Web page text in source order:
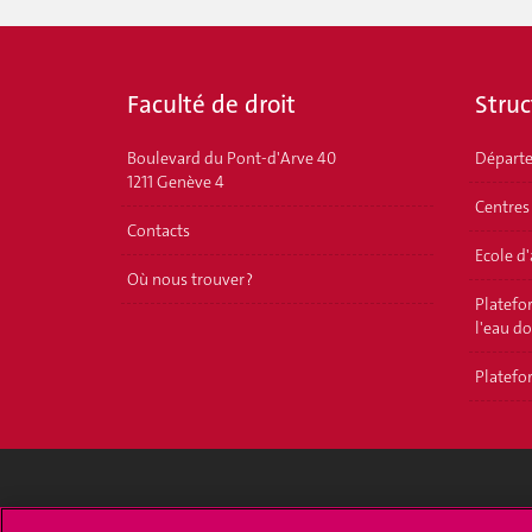
Faculté de droit
Boulevard du Pont-d'Arve 40
1211 Genève 4
Contacts
Où nous trouver ?
Ecole
l'eau